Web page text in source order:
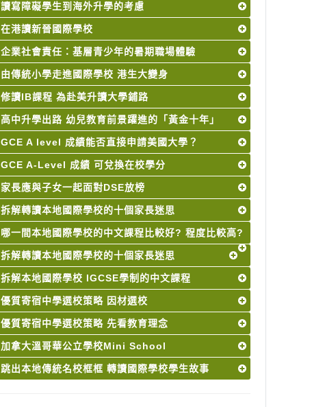
讀寫障礙學生到海外升學的考慮
在港讀新晉國際學校
企業社會責任：基層青少年的暑期職場體驗
由傳統小學走進國際學校 港生大變身
修讀IB課程 為赴美升讀大學鋪路
高中升學出路 幼兒教育前景躍進的「黃金十年」
GCE A level 成績能否直接申請美國大學？
GCE A-Level 成績 可兌換在校學分
家長應與子女一起面對DSE放榜
拆解轉讀本地國際學校的十個家長迷思
哪一間本地國際學校的中文課程比較好? 程度比較高?
拆解轉讀本地國際學校的十個家長迷思
拆解本地國際學校 IGCSE學制的中文課程
優質寄宿中學選校策略 因材選校
優質寄宿中學選校策略 先看教育理念
加拿大溫哥華公立學校Mini School
跳出本地傳統名校框框 轉讀國際學校學生故事